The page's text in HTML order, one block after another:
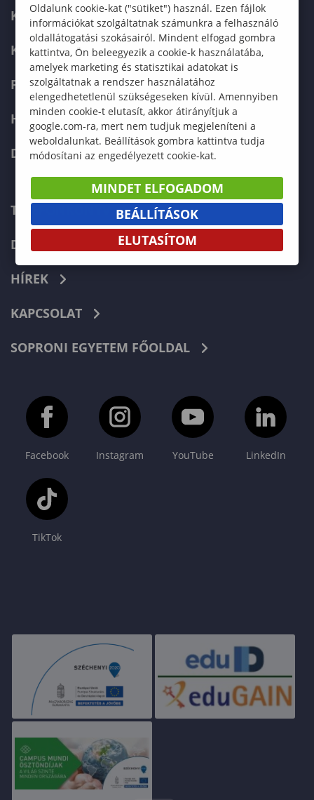
KARUNK
KÉPZÉSEK
FELVÉTELIZŐKNEK
HALLGATÓKNAK
DOKTORI ISKOLA
TELEFONKÖNYV
DOKUMENTUMOK
HÍREK
KAPCSOLAT
SOPRONI EGYETEM FŐOLDAL
Facebook Instagram YouTube LinkedIn
TikTok
Oldalunk cookie-kat ("sütiket") használ. Ezen fájlok
információkat szolgáltatnak számunkra a felhasználó
oldallátogatási szokásairól. Mindent elfogad gombra
kattintva, Ön beleegyezik a cookie-k használatába,
amelyek marketing és statisztikai adatokat is
szolgáltatnak a rendszer használatához
elengedhetetlenül szükségeseken kívül. Amennyiben
minden cookie-t elutasít, akkor átirányítjuk a
google.com-ra, mert nem tudjuk megjeleníteni a
weboldalunkat. Beállítások gombra kattintva tudja
módosítani az engedélyezett cookie-kat.
MINDET ELFOGADOM
BEÁLLÍTÁSOK
ELUTASÍTOM